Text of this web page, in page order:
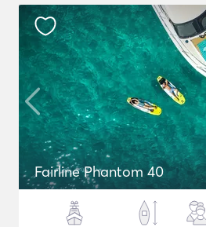
Fairline Phantom 40